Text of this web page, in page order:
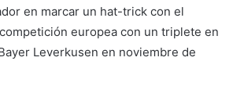
en marcar un hat-trick con el
europea con un triplete en
Leverkusen en noviembre de